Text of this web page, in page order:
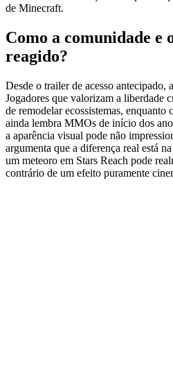
de Minecraft.
Como a comunidade e
reagido?
Desde o trailer de acesso antecipado,
Jogadores que valorizam a liberdade
de remodelar ecossistemas, enquanto
ainda lembra MMOs de início dos
a aparência visual pode não
argumenta que a diferença real está
um meteoro em Stars Reach pode
contrário de um efeito puramente